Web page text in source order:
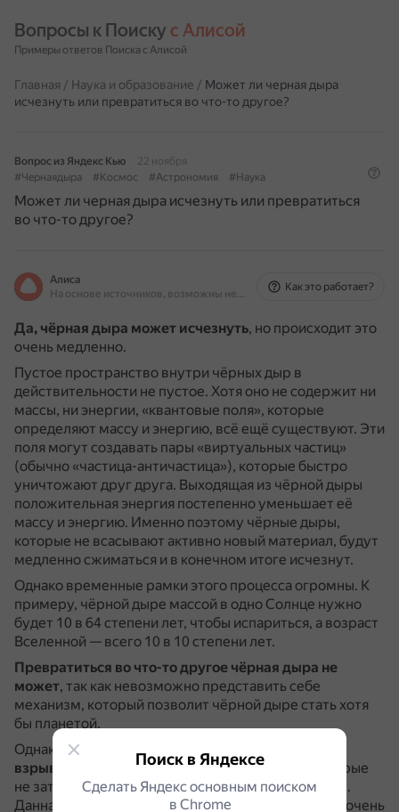
Вопросы к Поиску с Алисой
Примеры ответов Поиска с Алисой
Главная / Наука и образование / Может ли черная дыра
исчезнуть или превратиться во что-то другое?
Вопрос из Яндекс Кью
22 ноября
#Чернаядыра
#Космос #Астрономия #Наука
Может ли черная дыра исчезнуть или превратиться
во что-то другое?
Алиса
На основе источников, возможны неточности
Как это работает?
Да, чёрная дыра может исчезнуть, но происходит это
очень медленно.
Пустое пространство внутри чёрных дыр в
действительности не пустое. Хотя оно не содержит ни
массы, ни энергии, «квантовые поля», которые
определяют массу и энергию, всё ещё существуют. Эти
поля могут создавать пары «виртуальных частиц»
(обычно «частица-античастица»), которые быстро
уничтожают друг друга. Выходящая из чёрной дыры
положительная энергия постепенно уменьшает её
массу и энергию. Именно поэтому чёрные дыры,
которые не всасывают активно новый материал, будут
медленно сжиматься и в конечном итоге исчезнут.
Однако временные рамки этого процесса огромны. К
примеру, чёрной дыре массой в одно Солнце нужно
будет 10 в 64 степени лет, чтобы испариться, а возраст
Вселенной — всего 10 в 10 степени лет.
Превратиться во что-то другое чёрная дыра не
может, так как невозможно представить себе
механизм, который позволит чёрной дыре стать хотя
бы планетой.
Однако есть гипотеза, что
чёрные дыры могут
взрываться и превращаться в белые дыры
, которые
не затягивают материю, а напротив, извергают её.
Данная гипотеза основана на ещё недоказанной и очень
Поиск в Яндексе
Сделать Яндекс основным поиском
в Сhrome